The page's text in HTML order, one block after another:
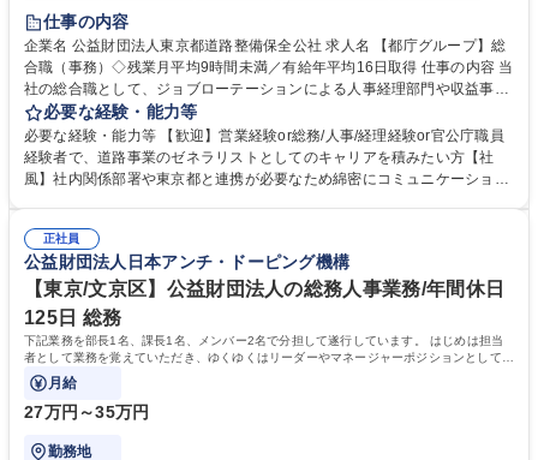
研修あり
退職金あり
駅近5分以内
資格取得手当あり 食事補助あり
仕事の内容
企業名 公益財団法人東京都道路整備保全公社 求人名 【都庁グループ】総
合職（事務）◇残業月平均9時間未満／有給年平均16日取得 仕事の内容 当
社の総合職として、ジョブローテーションによる人事経理部門や収益事業
等のフロント部門の部署等幅広い部署での業務をお任せいたします。研修
制度やキャリア支援が充実しております！ ※下記業務詳細 【業務詳細】■
管理部門：広報、人事、経理など当公社の運営に係る管理業務 ■収益部
門：駐車場の新規開拓、管理運営、新宿駅西口広場の「イベントコーナ
道路施設や道路工事現場の見学ツアー事業 ※入社後は上記いずれかの部門
へ配属。※業務内容変更の範囲：会社の定める業務 募集職種 【都庁グル
ープ】総合職（事務）◇残業月平均9時間未満／有給年平均16日取得
必要な経験・能力等
必要な経験・能力等 【歓迎】営業経験or総務/人事/経理経験or官公庁職員
経験者で、道路事業のゼネラリストとしてのキャリアを積みたい方【社
風】社内関係部署や東京都と連携が必要なため綿密にコミュニケーション
部門など多岐に渡る業務を経験できます。 ■様々なプロジェクト：駐車場
事業の他、新宿駅西口広場内に設置された照明を兼ねた広告「ブライトサ
イン」の管理運営を行うなど、事業収益を生み出す活動を積極的に行って
います。 学歴・資格 学歴：大学院 大学 高専 短大 専修学校 高校 語学力：
資格：
正社員
公益財団法人日本アンチ・ドーピング機構
【東京/文京区】公益財団法人の総務人事業務/年間休日
125日 総務
下記業務を部長1名、課長1名、メンバー2名で分担して遂行しています。 はじめは担当
者として業務を覚えていただき、ゆくゆくはリーダーやマネージャーポジションとして活
躍いただくことを期待しています。
月給
27万円～35万円
勤務地